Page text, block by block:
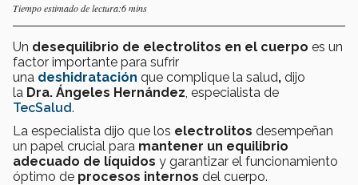
Tiempo estimado de lectura:6 mins
Un desequilibrio de electrolitos en el cuerpo es un
factor importante para sufrir
una deshidratación que complique la salud, dijo
la Dra. Ángeles Hernández , especialista de
TecSalud.
La especialista dijo que los electrolitos desempeñan
un papel crucial para mantener un equilibrio
adecuado de líquidos y garantizar el funcionamiento
óptimo de procesos internos del cuerpo.